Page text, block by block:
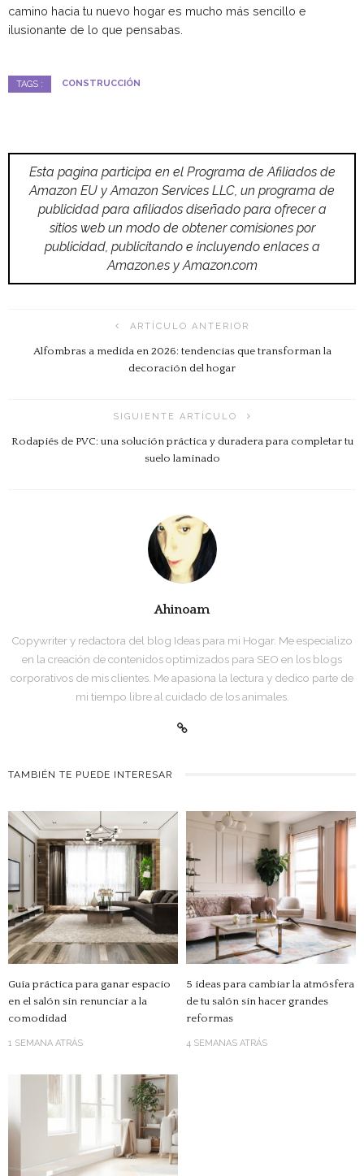
camino hacia tu nuevo hogar es mucho más sencillo e
ilusionante de lo que pensabas.
TAGS : CONSTRUCCIÓN
Esta pagina participa en el Programa de Afiliados de
Amazon EU y Amazon Services LLC, un programa de
publicidad para afiliados diseñado para ofrecer a
sitios web un modo de obtener comisiones por
publicidad, publicitando e incluyendo enlaces a
Amazon.es y Amazon.com
ARTÍCULO ANTERIOR
Alfombras a medida en 2026: tendencias que transforman la
decoración del hogar
SIGUIENTE ARTÍCULO
Rodapiés de PVC: una solución práctica y duradera para completar tu
suelo laminado
Ahinoam
Copywriter y redactora del blog Ideas para mi Hogar. Me especializo
en la creación de contenidos optimizados para SEO en los blogs
corporativos de mis clientes. Me apasiona la lectura y dedico parte de
mi tiempo libre al cuidado de los animales.
TAMBIÉN TE PUEDE INTERESAR
Guía práctica para ganar espacio
en el salón sin renunciar a la
comodidad
1 SEMANA ATRÁS
5 ideas para cambiar la atmósfera
de tu salón sin hacer grandes
reformas
4 SEMANAS ATRÁS